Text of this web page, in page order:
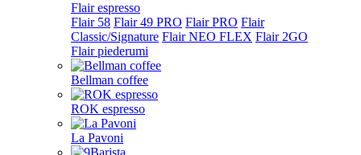
Flair espresso
Flair 58 Flair 49 PRO Flair PRO Flair
Classic/Signature Flair NEO FLEX Flair 2GO
Flair piederumi
Bellman coffee
ROK espresso
La Pavoni